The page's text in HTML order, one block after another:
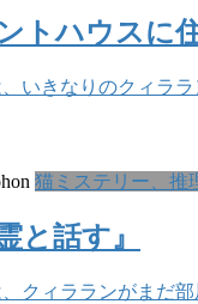
トハウスに住
いきなりのクィラ
猫ミステリー、推
と話す』
クィラランがまだ